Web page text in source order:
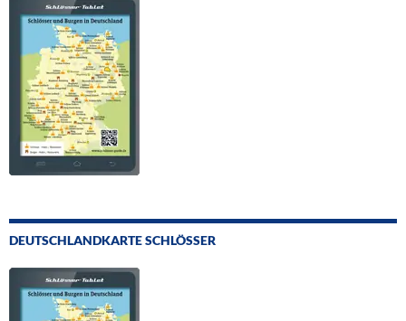
DEUTSCHLANDKARTE SCHLÖSSER